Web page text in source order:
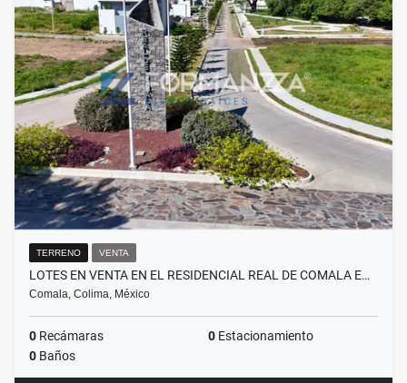
TERRENO VENTA
LOTES EN VENTA EN EL RESIDENCIAL REAL DE COMALA E…
Comala, Colima, México
0 Recámaras 0 Estacionamiento
0 Baños